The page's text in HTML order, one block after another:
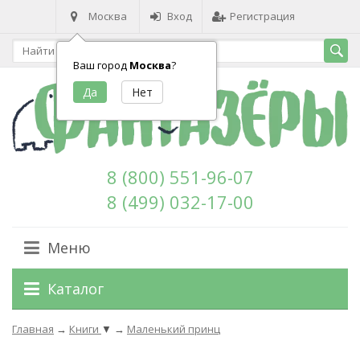
Москва
Ваш город Москва?
Вход Регистрация
8 (800) 551-96-07
8 (499) 032-17-00
Меню
Каталог
Главная → Книги ▼ → Маленький принц